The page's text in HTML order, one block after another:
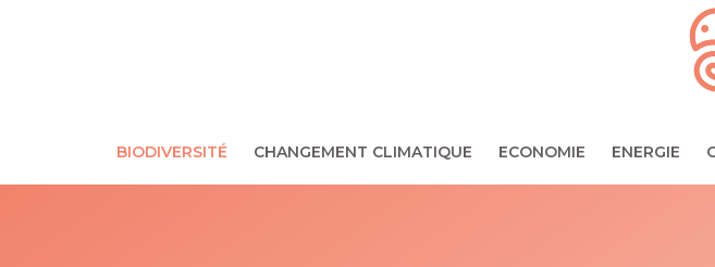
BIODIVERSITÉ CHANGEMENT CLIMATIQUE ECONOMIE ENERGIE